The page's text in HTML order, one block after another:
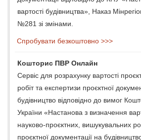
вартості будівництва», Наказ
№281 зі змінами.
Спробувати безкоштовно >>>
Кошторис ПВР Онлайн
Сервіс для розрахунку вартості
робіт та експертизи проєктної
будівництво відповідно до вимог
України «Настанова з визначення
науково-проєктних, вишукувальних
проєктної документації на